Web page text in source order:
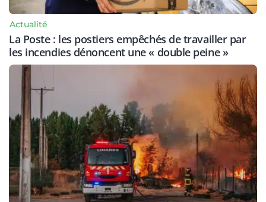
Actualité
La Poste : les postiers empêchés de travailler par
les incendies dénoncent une « double peine »